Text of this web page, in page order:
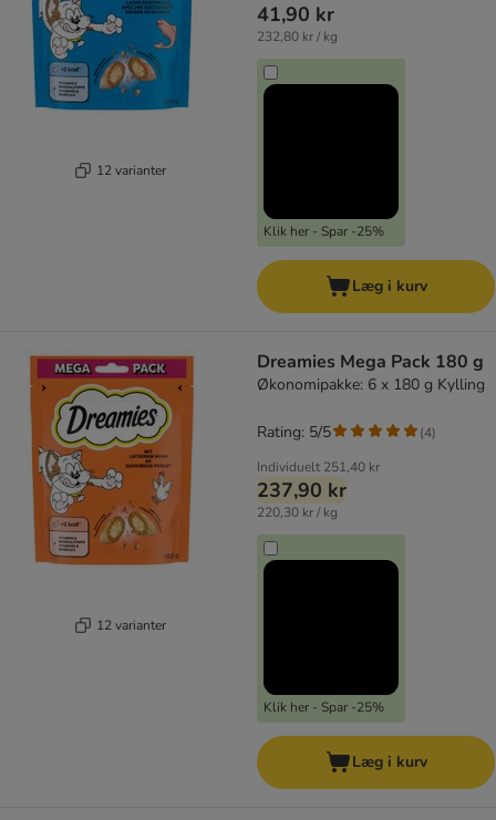
12 varianter
41,90 kr
232,80 kr / kg
Klik her - Spar -25%
Læg i kurv
12 varianter
Dreamies Mega Pack 180 g
Økonomipakke: 6 x 180 g Kylling
Individuelt 251,40 kr
237,90 kr
220,30 kr / kg
Klik her - Spar -25%
Rating: 5/5 (4)
Læg i kurv